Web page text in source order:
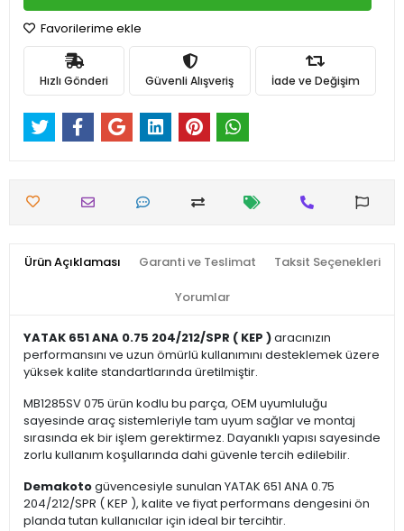
Favorilerime ekle
Hızlı Gönderi Güvenli Alışveriş İade ve Değişim
Ürün Açıklaması Garanti ve Teslimat Taksit Seçenekleri
Yorumlar
YATAK 651 ANA 0.75 204/212/SPR ( KEP )aracınızın
performansını ve uzun ömürlü kullanımını desteklemek üzere
yüksek kalite standartlarında üretilmiştir.
MB1285SV 075 ürün kodlu bu parça, OEM uyumluluğu
sayesinde araç sistemleriyle tam uyum sağlar ve montaj
sırasında ek bir işlem gerektirmez. Dayanıklı yapısı sayesinde
zorlu kullanım koşullarında dahi güvenle tercih edilebilir.
Demakotogüvencesiyle sunulan YATAK 651 ANA 0.75
204/212/SPR ( KEP ), kalite ve fiyat performans dengesini ön
planda tutan kullanıcılar için ideal bir tercihtir.